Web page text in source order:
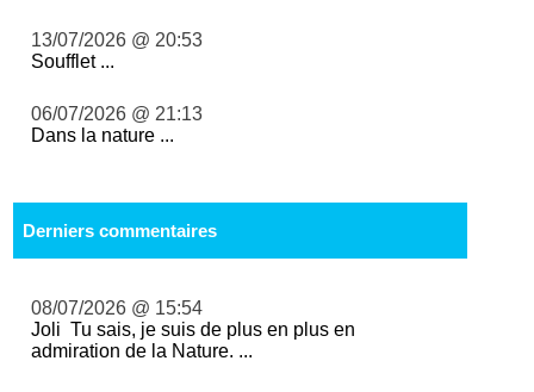
13/07/2026 @ 20:53
Soufflet ...
06/07/2026 @ 21:13
Dans la nature ...
Derniers commentaires
08/07/2026 @ 15:54
Joli Tu sais, je suis de plus en plus en
admiration de la Nature. ...